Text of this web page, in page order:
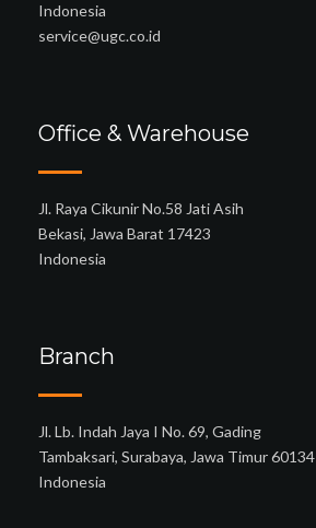
Indonesia
service@ugc.co.id
Office & Warehouse
Jl. Raya Cikunir No.58 Jati Asih
Bekasi, Jawa Barat 17423
Indonesia
Branch
Jl. Lb. Indah Jaya I No. 69, Gading
Tambaksari, Surabaya, Jawa Timur 60134
Indonesia